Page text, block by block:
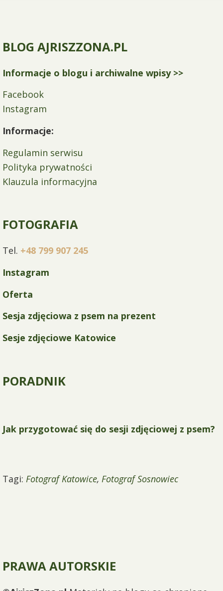
BLOG AJRISZZONA.PL
Informacje o blogu i archiwalne wpisy >>
Facebook
Instagram
Informacje:
Regulamin serwisu
Polityka prywatności
Klauzula informacyjna
FOTOGRAFIA
Tel. +48 799 907 245
Instagram
Oferta
Sesja zdjęciowa z psem na prezent
Sesje zdjęciowe Katowice
PORADNIK
Jak przygotować się do sesji zdjęciowej z psem?
Tagi: Fotograf Katowice, Fotograf Sosnowiec
PRAWA AUTORSKIE